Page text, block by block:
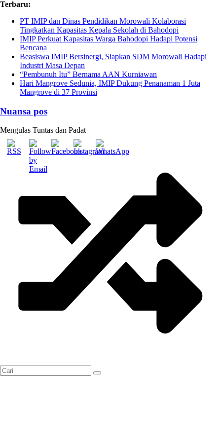
Skip
content
Terbaru:
PT IMIP dan Dinas Pendidikan Morowali Kolaborasi
Tingkatkan Kapasitas Kepala Sekolah di Bahodopi
IMIP Perkuat Kapasitas Warga Bahodopi Hadapi Potensi
Bencana
Beasiswa IMIP Bersinergi, Siapkan SDM Morowali Hadapi
Industri Masa Depan
“Pembunuh Itu” Bernama AAN Kurniawan
Hari Mangrove Sedunia, IMIP Dukung Penanaman 1 Juta
Mangrove di 37 Provinsi
Nuansa pos
Mengulas Tuntas dan Padat